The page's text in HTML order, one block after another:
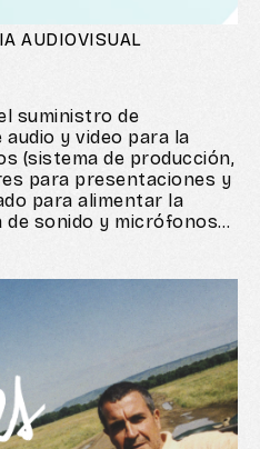
AUDIOVISUAL
suministro de
y video para la
(sistema de producción,
para presentaciones y
para alimentar la
de sonido y micrófonos
la posibilidad de realizar
un sistema
cuando el